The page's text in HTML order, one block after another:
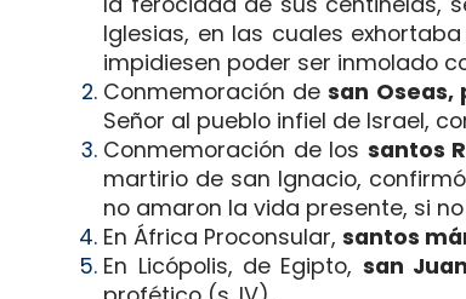
Iglesias, en las cuales
impidiesen poder ser inmolado
Conmemoración desan Oseas,
Señor al pueblo infiel de Israel,
Conmemoración de los santos
martirio de san Ignacio,
no amaron la vida presente, si
En África Proconsular,santos
En Licópolis, de Egipto, san